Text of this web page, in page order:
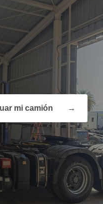
mi camión →